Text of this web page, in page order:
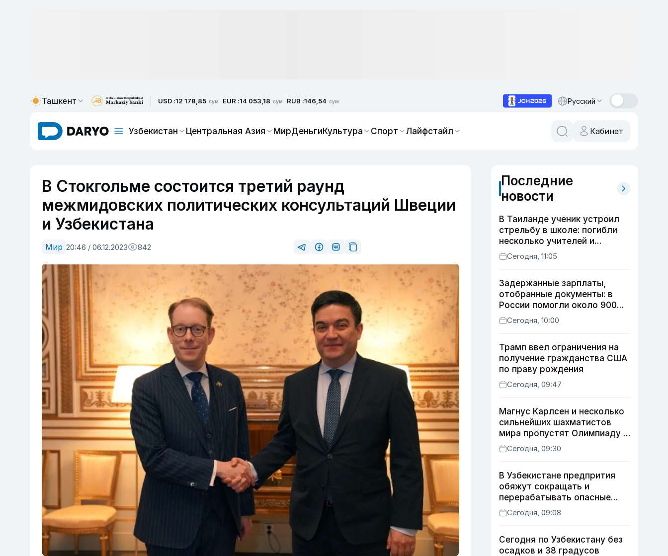
Ташкент USD :12 178,85 сум EUR :14 053,18 сум RUB :146,54 сум Русский
Узбекистан Центральная Азия МирДеньгиКультура Спорт Лайфстайл Кабинет
В Стокгольме состоится третий раунд
межмидовских политических консультаций Швеции
и Узбекистана
Мир 20:46 / 06.12.2023 842
Последние
новости
В Таиланде ученик устроил
стрельбу в школе: погибли
несколько учителей и
учащихся
Сегодня, 11:05
Задержанные зарплаты,
отобранные документы: в
России помогли около 900
мигрантам из Узбекистана
Сегодня, 10:00
Трамп ввел ограничения на
получение гражданства США
по праву рождения
Сегодня, 09:47
Магнус Карлсен и несколько
сильнейших шахматистов
мира пропустят Олимпиаду в
Самарканде
Сегодня, 09:30
В Узбекистане предпрития
обяжут сокращать и
перерабатывать опасные
отходы
Сегодня, 09:08
Сегодня по Узбекистану без
осадков и 38 градусов